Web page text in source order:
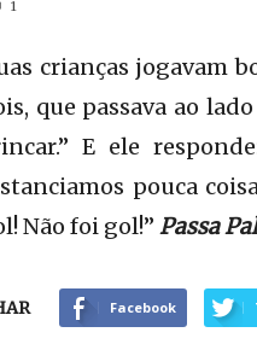
1
crianças jogavam
que passava ao
E ele
pouca
Não foi gol!” Passa
Facebook